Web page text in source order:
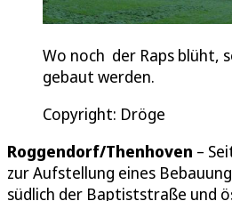
Wo noch der Raps blüht,
gebaut werden.
Copyright: Dröge
Roggendorf/Thenhoven –
zur Aufstellung eines
südlich der Baptiststraße und